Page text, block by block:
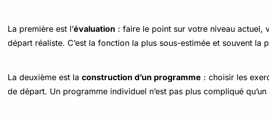
La première est l’évaluation : faire le point sur votre niveau actuel,
départ réaliste. C’est la fonction la plus sous-estimée et souvent la
La deuxième est la construction d’un programme : choisir les
de départ. Un programme individuel n’est pas plus compliqué